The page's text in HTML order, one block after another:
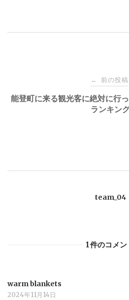
稿
ン
← 前の投稿
能登町に来る観光客に絶対に行
ランキン
team_04
1件のコメン
warm blankets
2024年11月14日